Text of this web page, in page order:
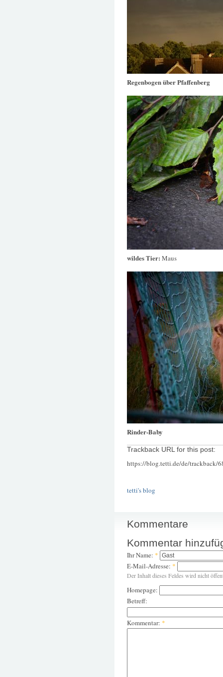
Regenbogen über Pfaffenberg
wildes Tier: Maus
Rinder-Baby
Trackback URL for this post:
https://blog.tetti.de/de/trackback/
tetti's blog
Kommentare
Kommentar
Ihr Name: *
E-Mail-Adresse: *
Der Inhalt dieses Feldes wird nicht
Homepage:
Betreff:
Kommentar: *